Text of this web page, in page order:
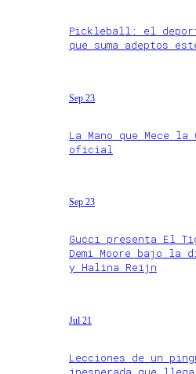
Pickleball: el
que suma adeptos
Sep 23
La Mano que Mece
oficial
Sep 23
Gucci presenta El
Demi Moore bajo la
y Halina Reijn
Jul 21
Lecciones de un